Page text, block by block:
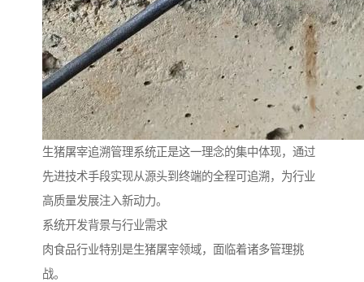
生猪屠宰追溯管理系统正是这一理念的集中体现，通过
先进技术手段实现从源头到终端的全程可追溯，为行业
高质量发展注入新动力。
系统开发背景与行业需求
肉食品行业特别是生猪屠宰领域，面临着诸多管理挑
战。